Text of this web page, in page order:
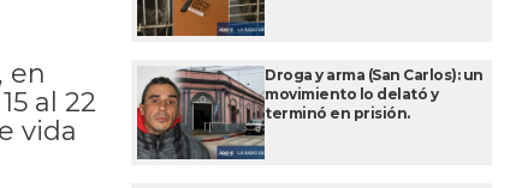
en
al 22
vida
Droga y arma (San Carlos): un
movimiento lo delató y
terminó en prisión.